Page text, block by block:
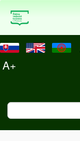
A+